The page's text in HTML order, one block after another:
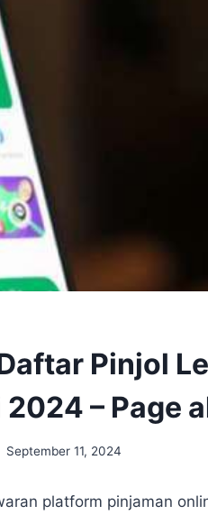
Pinjol
– Page
September 11, 2024
platform pinjaman